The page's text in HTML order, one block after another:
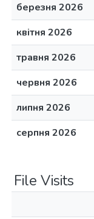
березня 2026
квітня 2026
травня 2026
червня 2026
липня 2026
серпня 2026
File Visits